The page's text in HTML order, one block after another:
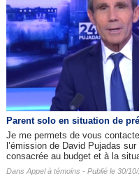
Parent solo en situation de
Je me permets de vous
l’émission de David Pujadas
consacrée au budget et à la
Dans Appel à témoins - Publié le 30/